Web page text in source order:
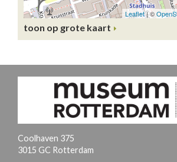
toon op grote kaart
Coolhaven 375
3015 GC Rotterdam